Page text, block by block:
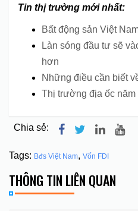
Tin thị trường mới nhất:
Bất động sản Việt
Làn sóng đầu tư sẽ
hơn
Những điều cần biết
Thị trường địa ốc năm
Chia sẻ:
Tags: Bđs Việt Nam, Vốn FDI
THÔNG TIN LIÊN QUAN